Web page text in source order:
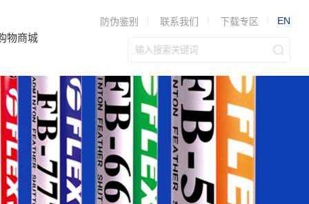
防伪鉴别 联系我们 下载专区 EN
物商城